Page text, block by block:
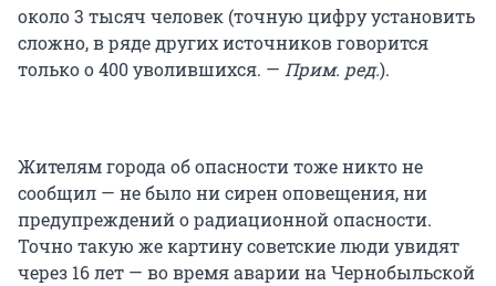
около 3 тысяч человек (точную цифру установить
сложно, в ряде других источников говорится
только о 400 уволившихся. — Прим. ред.).
Жителям города об опасности тоже никто не
сообщил — не было ни сирен оповещения, ни
предупреждений о радиационной опасности.
Точно такую же картину советские люди увидят
через 16 лет — во время аварии на Чернобыльской